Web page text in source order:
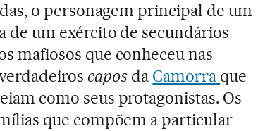
o personagem principal de um
um exército de secundários
mafiosos que conheceu nas
capos da Camorra que
como seus protagonistas. Os
que compõem a particular